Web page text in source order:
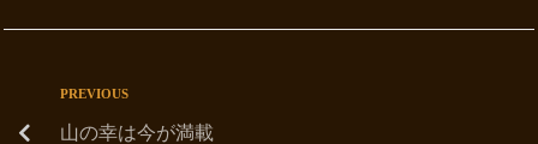
PREVIOUS
山の幸は今が満載